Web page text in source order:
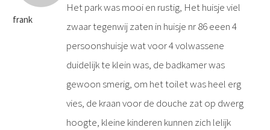
frank
Het park was mooi en rustig, Het huisje viel
zwaar tegenwij zaten in huisje nr 86 eeen 4
persoonshuisje wat voor 4 volwassene
duidelijk te klein was, de badkamer was
gewoon smerig, om het toilet was heel erg
vies, de kraan voor de douche zat op dwerg
hoogte, kleine kinderen kunnen zich lelijk